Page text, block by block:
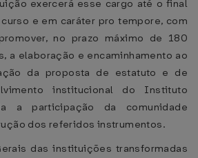
exercerá esse cargo até o final
e em caráter pro tempore, com
no prazo máximo de 180
a elaboração e encaminhamento ao
da proposta de estatuto e de
institucional do Instituto
a participação da comunidade
dos referidos instrumentos.
das instituições transformadas